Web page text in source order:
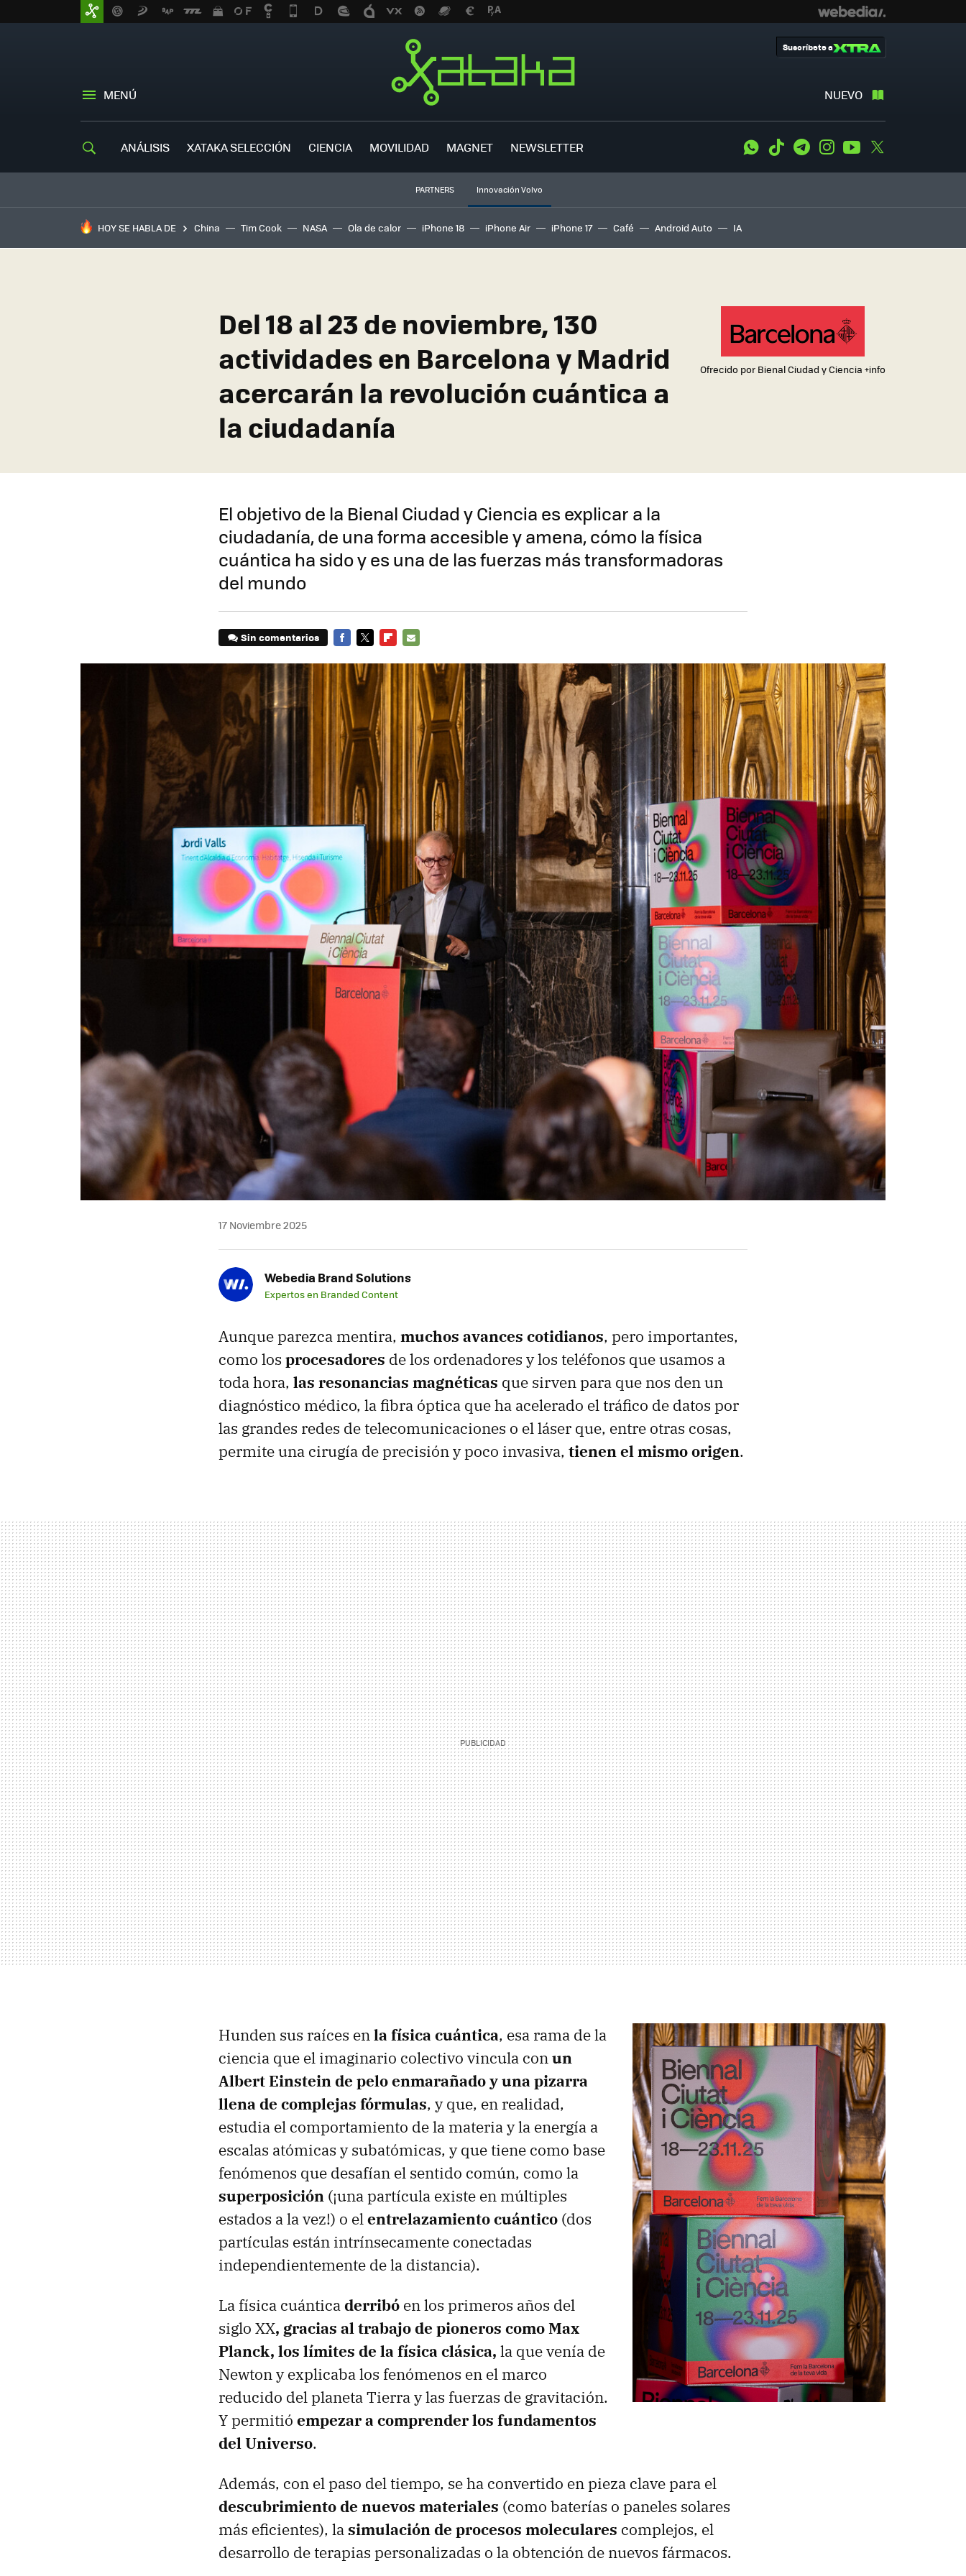
MENÚ NUEVO
Suscríbete a
ANÁLISIS XATAKA SELECCIÓN CIENCIA MOVILIDAD MAGNET NEWSLETTER WhatsApp
Tiktok TelegramInstagramYoutube
PARTNERS Innovación Volvo
HOY SE HABLA DE China Tim Cook NASA Ola de calor iPhone 18 iPhone Air iPhone 17 Café Android Auto IA
Ofrecido por Bienal Ciudad y Ciencia +info
Del 18 al 23 de noviembre, 130
actividades en Barcelona y Madrid
acercarán la revolución cuántica a
la ciudadanía
El objetivo de la Bienal Ciudad y Ciencia es explicar a la
ciudadanía, de una forma accesible y amena, cómo la física
cuántica ha sido y es una de las fuerzas más transformadoras
del mundo
Sin comentarios
MAIL
17 Noviembre 2025
Webedia Brand Solutions
Expertos en Branded Content
Aunque parezca mentira, muchos avances cotidianos, pero importantes,
como los procesadores de los ordenadores y los teléfonos que usamos a
toda hora, las resonancias magnéticas que sirven para que nos den un
diagnóstico médico, la fibra óptica que ha acelerado el tráfico de datos por
las grandes redes de telecomunicaciones o el láser que, entre otras cosas,
permite una cirugía de precisión y poco invasiva, tienen el mismo origen.
Hunden sus raíces enla física cuántica, esa rama de la
ciencia que el imaginario colectivo vincula conun
Albert Einstein de pelo enmarañado y una pizarra
llena de complejas fórmulas, y que, en realidad,
estudia el comportamiento de la materia y la energía a
escalas atómicas y subatómicas, y que tiene como base
fenómenos que desafían el sentido común, como la
superposición (¡una partícula existe en múltiples
estados a la vez!) o elentrelazamiento cuántico (dos
partículas están intrínsecamente conectadas
independientemente de la distancia).
La física cuánticaderribó en los primeros años del
siglo XX, gracias al trabajo de pioneros como Max
Planck, los límites de la física clásica, la que venía de
Newton y explicaba los fenómenos en el marco
reducido del planeta Tierra y las fuerzas de gravitación.
Y permitió empezar a comprender los fundamentos
del Universo.
Además, con el paso del tiempo, se ha convertido en pieza clave para el
descubrimiento de nuevos materiales (como baterías o paneles solares
más eficientes), lasimulación de procesos moleculares complejos, el
desarrollo de terapias personalizadas o la obtención de nuevos fármacos.